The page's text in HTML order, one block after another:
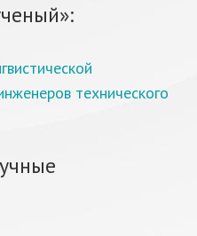
технического